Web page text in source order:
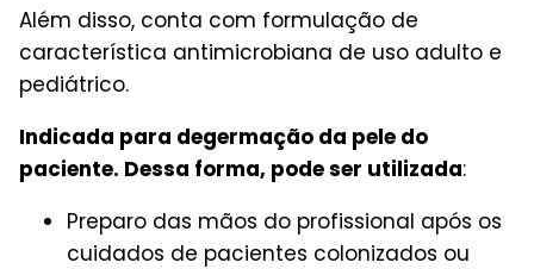
Além disso, conta com formulação de
característica antimicrobiana de uso adulto e
pediátrico.
Indicada para degermação da pele do
paciente. Dessa forma, pode ser utilizada:
Preparo das mãos do profissional após os
cuidados de pacientes colonizados ou